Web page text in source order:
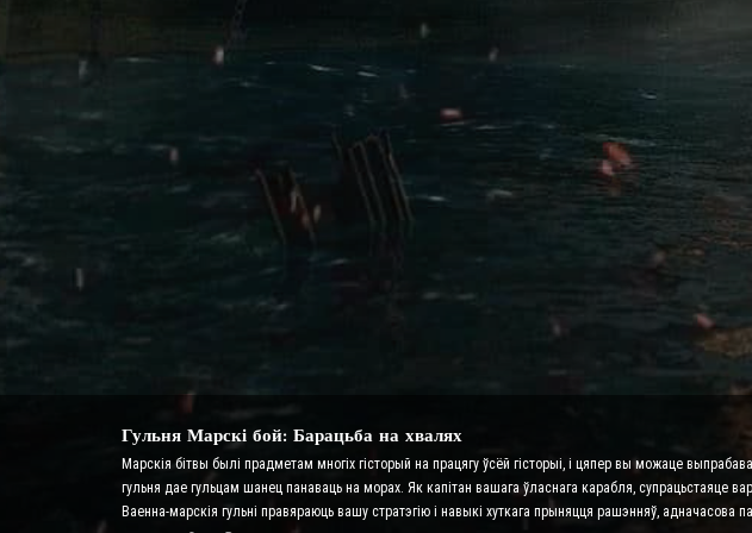
Гульня Марскі бой: Барацьба на хвалях
Марскія бітвы былі прадметам многіх гісторый на працягу ўсёй гісторыі, і цяпер вы можаце
гульня дае гульцам шанец панаваць на морах. Як капітан вашага ўласнага карабля, супрацьстаяце
Ваенна-марскія гульні правяраюць вашу стратэгію і навыкі хуткага прыняцця рашэнняў,